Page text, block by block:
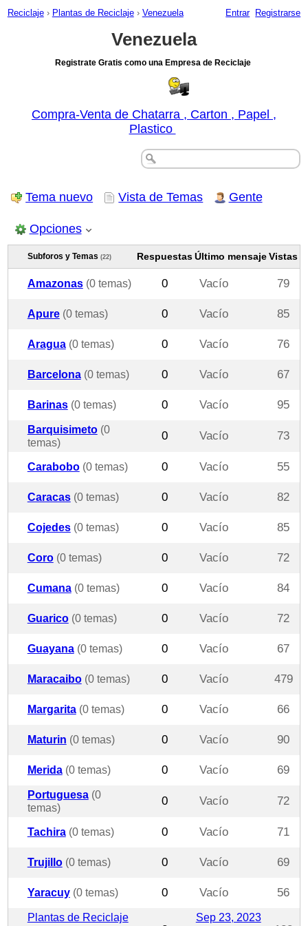
Reciclaje › Plantas de Reciclaje › Venezuela Entrar Registrarse
Venezuela
Registrate Gratis como una Empresa de Reciclaje
Compra-Venta de Chatarra , Carton , Papel ,
Plastico
Tema nuevo Vista de Temas Gente
Opciones
Subforos y Temas (22) RespuestasÚltimo mensaje Vistas
Amazonas (0 temas) 0 Vacío 79
Apure (0 temas) 0 Vacío 85
Aragua (0 temas) 0 Vacío 76
Barcelona (0 temas) 0 Vacío 67
Barinas (0 temas) 0 Vacío 95
Barquisimeto (0
temas)
0 Vacío 73
Carabobo (0 temas) 0 Vacío 55
Caracas (0 temas) 0 Vacío 82
Cojedes (0 temas) 0 Vacío 85
Coro (0 temas) 0 Vacío 72
Cumana (0 temas) 0 Vacío 84
Guarico (0 temas) 0 Vacío 72
Guayana (0 temas) 0 Vacío 67
Maracaibo (0 temas) 0 Vacío 479
Margarita (0 temas) 0 Vacío 66
Maturin (0 temas) 0 Vacío 90
Merida (0 temas) 0 Vacío 69
Portuguesa (0
temas)
0 Vacío 72
Tachira (0 temas) 0 Vacío 71
Trujillo (0 temas) 0 Vacío 69
Yaracuy (0 temas) 0 Vacío 56
Plantas de Reciclaje
Sep 23, 2023